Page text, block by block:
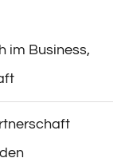
im Business,